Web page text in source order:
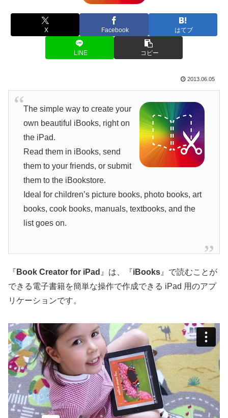
X Facebook はてブ
LINE コピー
2013.06.05
The simple way to create your
own beautiful iBooks, right on
the iPad.
Read them in iBooks, send
them to your friends, or submit
them to the iBookstore.
Ideal for children’s picture books, photo books, art
books, cook books, manuals, textbooks, and the
list goes on.
『 Book Creator for iPad 』は、『iBooks 』で読むことが
できる電子書籍を簡単な操作で作成できる iPad 用のアプ
リケーションです。